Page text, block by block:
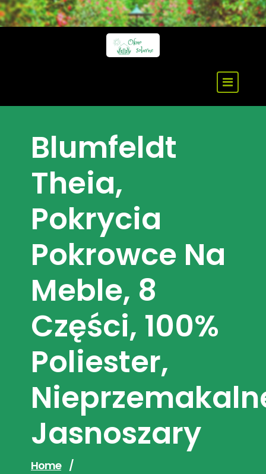
Skip
to
Blumfeldt
Theia,
Pokrycia
Pokrowce Na
Meble, 8
Części, 100%
Poliester,
Jasnoszary
Home /